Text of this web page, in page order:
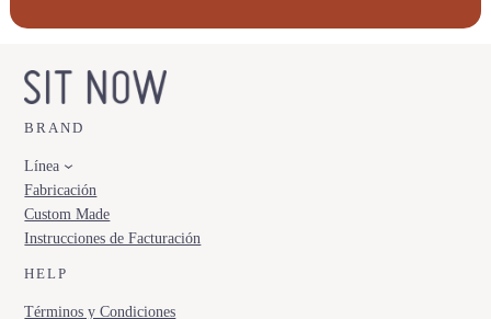
BRAND
Línea
Fabricación
Custom Made
Instrucciones de Facturación
HELP
Términos y Condiciones